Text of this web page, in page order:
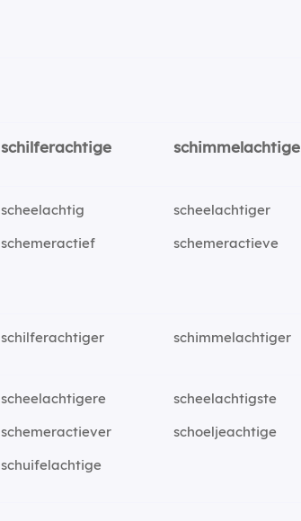
schilferachtige schimmelachtige
scheelachtig
scheelachtiger
schemeractief
schemeractieve
schilferachtiger schimmelachtiger
scheelachtigere
scheelachtigste
schemeractiever
schoeljeachtige
schuifelachtige